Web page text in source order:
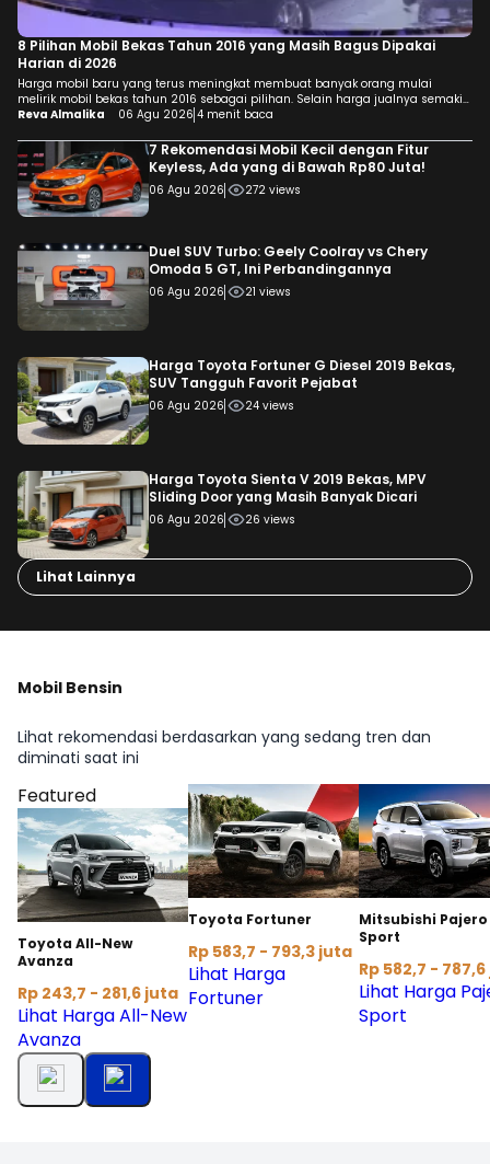
8 Pilihan Mobil Bekas Tahun 2016 yang Masih Bagus Dipakai
Harian di 2026
Harga mobil baru yang terus meningkat membuat banyak orang mulai
melirik mobil bekas tahun 2016 sebagai pilihan. Selain harga jualnya semakin
terjangkau, pilihan modelnya juga beragam, mulai dari LCGC 7-seater, city
bingung menentukan pilihan, berikut rekomendasi mobil yang masih layak
dipertimbangkan lengkap dengan masing-masing […]
Reva Almalika 06 Agu 2026 4 menit baca
7 Rekomendasi Mobil Kecil dengan Fitur
Keyless, Ada yang di Bawah Rp80 Juta!
06 Agu 2026 272 views
Duel SUV Turbo: Geely Coolray vs Chery
Omoda 5 GT, Ini Perbandingannya
06 Agu 2026 21 views
Harga Toyota Fortuner G Diesel 2019 Bekas,
SUV Tangguh Favorit Pejabat
06 Agu 2026 24 views
Harga Toyota Sienta V 2019 Bekas, MPV
Sliding Door yang Masih Banyak Dicari
06 Agu 2026 26 views
Lihat Lainnya
Mobil Bensin
Lihat rekomendasi berdasarkan yang sedang tren dan
diminati saat ini
Featured
Toyota All-New
Avanza
Rp 243,7 - 281,6 juta
Lihat Harga All-New
Avanza
Toyota Fortuner
Rp 583,7 - 793,3 juta
Lihat Harga
Fortuner
Mitsubishi Pajero
Sport
Rp 582,7 -
Lihat Harga
Sport